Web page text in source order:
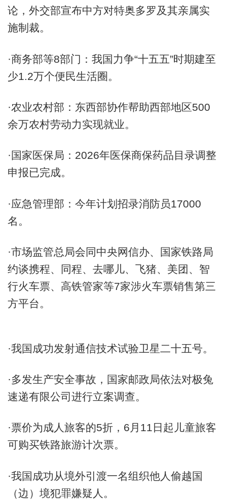
论，外交部宣布中方对特奥多罗及其亲属实
施制裁。
·商务部等8部门：我国力争“十五五”时期建至
少1.2万个便民生活圈。
·农业农村部：东西部协作帮助西部地区500
余万农村劳动力实现就业。
·国家医保局：2026年医保商保药品目录调整
申报已完成。
·应急管理部：今年计划招录消防员17000
名。
·市场监管总局会同中央网信办、国家铁路局
约谈携程、同程、去哪儿、飞猪、美团、智
行火车票、高铁管家等7家涉火车票销售第三
方平台。
·我国成功发射通信技术试验卫星二十五号。
·多发生产安全事故，国家邮政局依法对极兔
速递有限公司进行立案调查。
·票价为成人旅客的5折，6月11日起儿童旅客
可购买铁路旅游计次票。
·我国成功从境外引渡一名组织他人偷越国
（边）境犯罪嫌疑人。